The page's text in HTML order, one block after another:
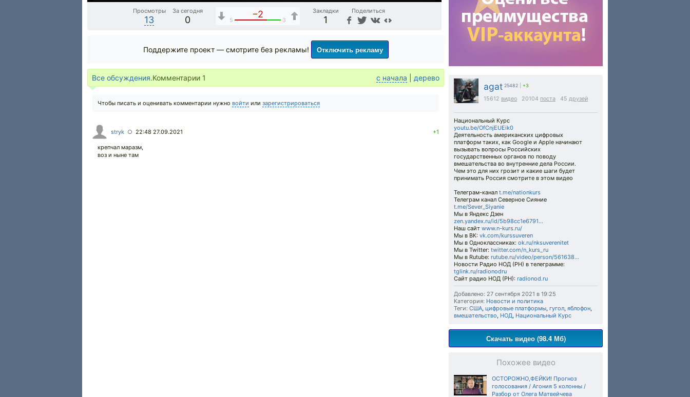
Просмотры
13
За сегодня
0
−2
5 3
Закладки
1
Поделиться
agat 25482 +3
15612 видео 20104 поста 45 друзей
Национальный Курс
youtu.be/OfCnjEUEik0
Деятельность американских цифровых
платформ таких, как Google и Apple начинают
вызывать вопросы Российских
государственных органов по поводу
вмешательства во внутренние дела России.
Чем это для них грозит и какие шаги будет
принимать Россия смотрите в этом видео
Телеграм-канал t.me/nationkurs
Телеграм канал Северное Сияние
t.me/Sever_Siyanie
Мы в Яндекс Дзен
zen.yandex.ru/id/5b98cc1e6791...
Наш сайт www.n-kurs.ru/
Мы в ВК: vk.com/kurssuveren
Мы в Одноклассниках: ok.ru/nksuverenitet
Мы в Twitter: twitter.com/n_kurs_ru
Мы в Rutube: rutube.ru/video/person/561638...
Новости Радио НОД (РН) в телеграмме:
tglink.ru/radionodru
Сайт радио НОД (РН): radionod.ru
Добавлено: 27 сентября 2021 в 19:25
Категория: Новости и политика
Теги: США, цифровые платформы, гугол, яблофон,
вмешательство, НОД, Национальный Курс
Скачать видео (98.4 Мб)
Похожее видео
ОСТОРОЖНО,ФЕЙКИ! Прогноз
голосования / Агония 5 колонны /
Разбор от Олега Матвейчева
Поддержите проект — смотрите без рекламы! Отключить рекламу
Все обсуждения.Комментарии 1 с начала дерево
Чтобы писать и оценивать комментарии нужно войти или зарегистрироваться
stryk ○ 22:48 27.09.2021 +1
крепчал маразм,
воз и ныне там